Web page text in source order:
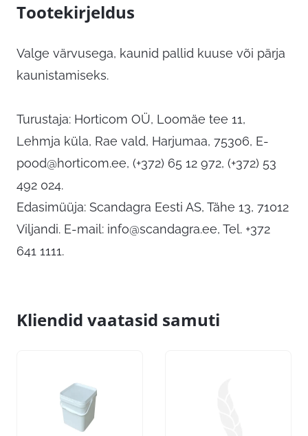
Tootekirjeldus
Valge värvusega, kaunid pallid kuuse või pärja
kaunistamiseks.
Turustaja: Horticom OÜ, Loomäe tee 11,
Lehmja küla, Rae vald, Harjumaa, 75306, E-
pood@horticom.ee, (+372) 65 12 972, (+372) 53
492 024.
Edasimüüja: Scandagra Eesti AS, Tähe 13, 71012
Viljandi. E-mail: info@scandagra.ee, Tel. +372
641 1111.
Kliendid vaatasid samuti